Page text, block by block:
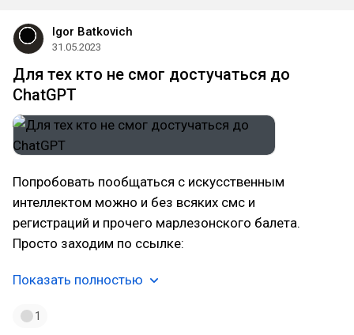
Igor Batkovich
31.05.2023
Для тех кто не смог достучаться до
ChatGPT
Попробовать пообщаться с искусственным
интеллектом можно и без всяких смс и
регистраций и прочего марлезонского балета.
Просто заходим по ссылке:
Показать полностью
1